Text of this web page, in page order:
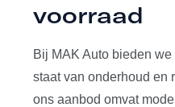
voorraad
Bij MAK Auto bieden
staat van onderhoud en
ons aanbod omvat